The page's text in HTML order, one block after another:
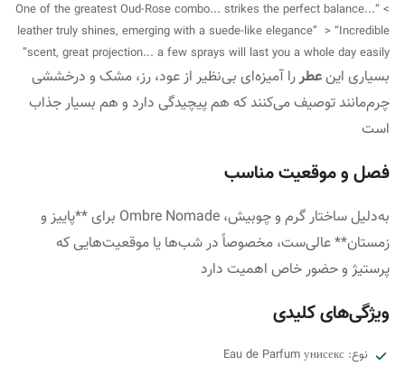
> “One of the greatest Oud-Rose combo... strikes the perfect balance...
leather truly shines, emerging with a suede-like elegance” > “Incredible
scent, great projection... a few sprays will last you a whole day easily”
بسیاری اینعطررا آمیزه‌ای بی‌نظیر از عود، رز، مشک و درخششی
چرم‌مانند توصیف می‌کنند که هم پیچیدگی دارد و هم بسیار جذاب
است
فصل و موقعیت مناسب
به‌دلیل ساختار گرم و چوبیش، Ombre Nomade برای **پاییز و
زمستان** عالی‌ست، مخصوصاً در شب‌ها یا موقعیت‌هایی که
پرستیژ و حضور خاص اهمیت دارد
ویژگی‌های کلیدی
نوع: Eau de Parfum унисекс